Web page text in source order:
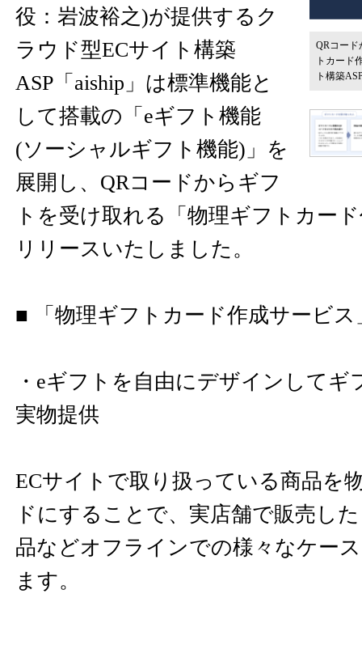
QRコード
トカード
ト構築
役：岩波裕之)が提供するク
ラウド型ECサイト構築
ASP「aiship」は標準機能と
して搭載の「eギフト機能
(ソーシャルギフト機能)」を
展開し、QRコードからギフ
トを受け取れる「物理ギフトカー
リリースいたしました。
■ 「物理ギフトカード作成サービス
・eギフトを自由にデザインして
実物提供
ECサイトで取り扱っている商品を
ドにすることで、実店舗で販売し
品などオフラインでの様々なケー
ます。